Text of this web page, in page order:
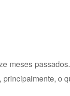
meses
o